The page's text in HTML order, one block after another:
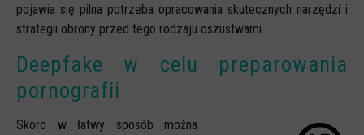
pojawia się pilna potrzeba opracowania skutecznych narzędzi i
strategii obrony przed tego rodzaju oszustwami.
Deepfake w celu preparowania
pornografii
Skoro w łatwy sposób można